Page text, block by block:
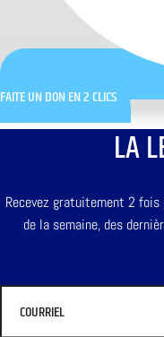
FAITE UN DON EN 2 CLICS
LA
Recevez gratuitement 2
de la semaine, des